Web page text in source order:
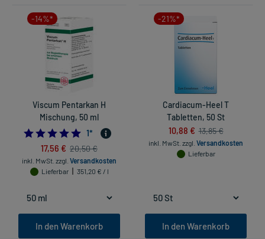
-14%*
Viscum Pentarkan H
Mischung, 50 ml
5.0
1*
17,56 € 20,50 €
inkl. MwSt. zzgl. Versandkosten
Lieferbar
351,20 € / l
In den Warenkorb
-21%*
Cardiacum-Heel T
Tabletten, 50 St
10,88 € 13,85 €
inkl. MwSt. zzgl. Versandkosten
Lieferbar
In den Warenkorb